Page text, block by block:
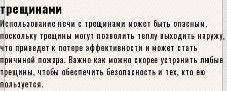
трещинами
Использование печи с трещинами может быть опасным,
поскольку трещины могут позволить теплу выходить наружу,
что приведет к потере эффективности и может стать
причиной пожара. Важно как можно скорее устранить любые
трещины, чтобы обеспечить безопасность и тех, кто ею
пользуется.